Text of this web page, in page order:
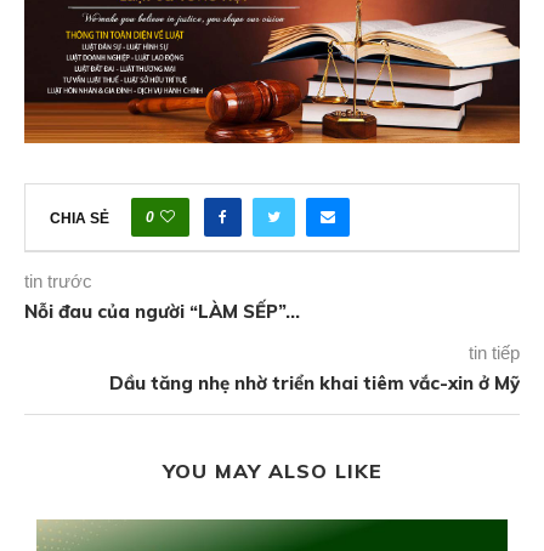
CHIA SẺ 0
tin trước
Nỗi đau của người “LÀM SẾP”…
tin tiếp
Dầu tăng nhẹ nhờ triển khai tiêm vắc-xin ở Mỹ
YOU MAY ALSO LIKE